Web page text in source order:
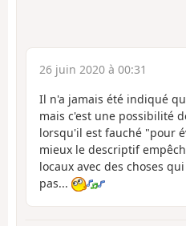
26 juin 2020 à 00:31
Il n'a jamais été indiqué
mais c'est une possibilité
lorsqu'il est fauché "pour
mieux le descriptif
locaux avec des choses
pas...